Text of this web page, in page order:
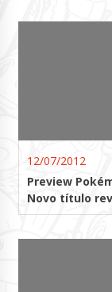
12/07/2012
Preview
Novo título